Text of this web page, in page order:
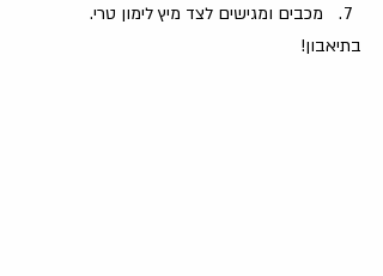
מכבים ומגישים לצד מיץ לימון טרי.
בתיאבון!